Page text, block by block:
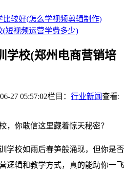
比较好(怎么学视频剪辑制作)
短视频运营学费多少)
学校(郑州电商营销培
27 05:57:02栏目： 行业新闻查看:
，你敢信这里藏着惊天秘密？
学校如雨后春笋般涌现，但你是否
逻辑和教学方式，真的能助你一飞